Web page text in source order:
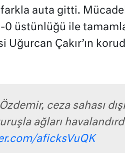
auta gitti.
0 üstünlüğü ile
Uğurcan Çakır’ın
ceza sahası
ağları
aficksVuQK